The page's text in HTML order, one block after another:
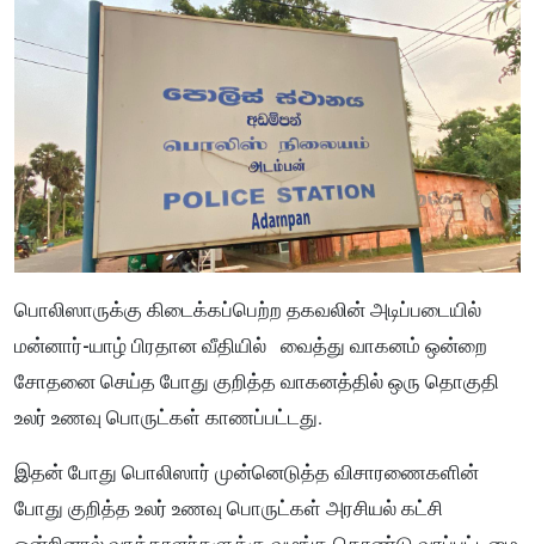
பொலிஸாருக்கு கிடைக்கப்பெற்ற தகவலின் அடிப்படையில்
மன்னார்-யாழ் பிரதான வீதியில் வைத்து வாகனம் ஒன்றை
சோதனை செய்த போது குறித்த வாகனத்தில் ஒரு தொகுதி
உலர் உணவு பொருட்கள் காணப்பட்டது.
இதன் போது பொலிஸார் முன்னெடுத்த விசாரணைகளின்
போது குறித்த உலர் உணவு பொருட்கள் அரசியல் கட்சி